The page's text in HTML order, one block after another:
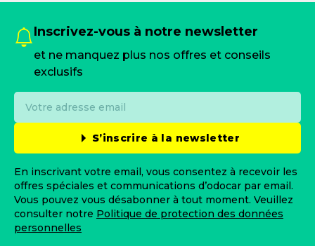
Inscrivez-vous à notre newsletter
et ne manquez plus nos offres et conseils
exclusifs
S’inscrire à la newsletter
En inscrivant votre email, vous consentez à recevoir les
offres spéciales et communications d’odocar par email.
Vous pouvez vous désabonner à tout moment. Veuillez
consulter notre Politique de protection des données
personnelles